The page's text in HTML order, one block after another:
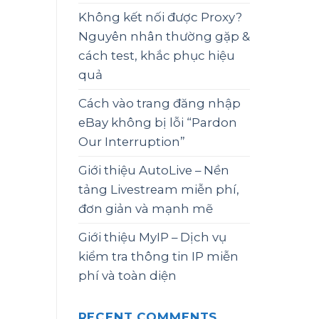
Không kết nối được Proxy?
Nguyên nhân thường gặp &
cách test, khắc phục hiệu
quả
Cách vào trang đăng nhập
eBay không bị lỗi “Pardon
Our Interruption”
Giới thiệu AutoLive – Nền
tảng Livestream miễn phí,
đơn giản và mạnh mẽ
Giới thiệu MyIP – Dịch vụ
kiểm tra thông tin IP miễn
phí và toàn diện